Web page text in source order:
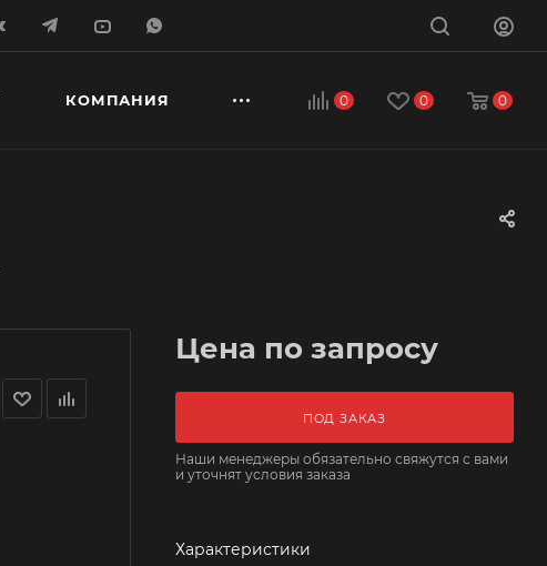
0 0 0
КОМПАНИЯ
Цена по запросу
ПОД ЗАКАЗ
Наши менеджеры обязательно свяжутся с вами
и уточнят условия заказа
Характеристики